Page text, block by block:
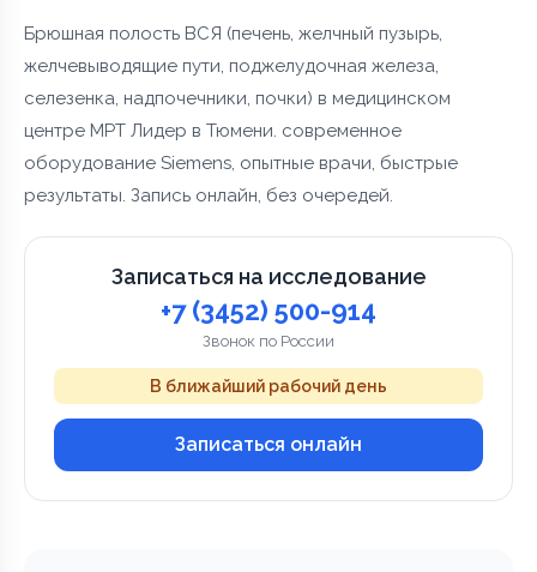
Брюшная полость ВСЯ (печень, желчный пузырь,
желчевыводящие пути, поджелудочная железа,
селезенка, надпочечники, почки) в медицинском
центре МРТ Лидер в Тюмени. современное
оборудование Siemens, опытные врачи, быстрые
результаты. Запись онлайн, без очередей.
Записаться на исследование
+7 (3452) 500-914
Звонок по России
В ближайший рабочий день
Записаться онлайн